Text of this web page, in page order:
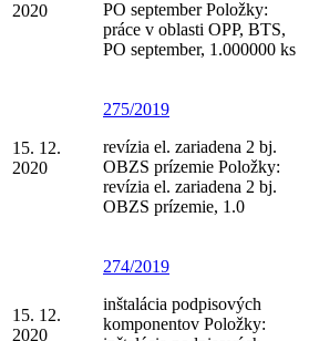
2020
PO september Položky:
práce v oblasti OPP, BTS,
PO september, 1.000000 ks
15. 12.
2020
275/2019
revízia el. zariadena 2 bj.
OBZS prízemie Položky:
revízia el. zariadena 2 bj.
OBZS prízemie, 1.0
15. 12.
2020
274/2019
inštalácia podpisových
komponentov Položky: